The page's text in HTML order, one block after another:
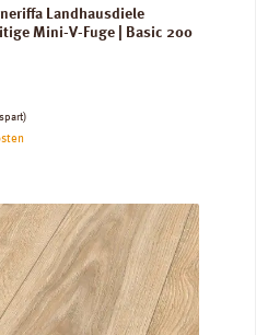
Landhausdiele
Mini-V-Fuge | Basic 200